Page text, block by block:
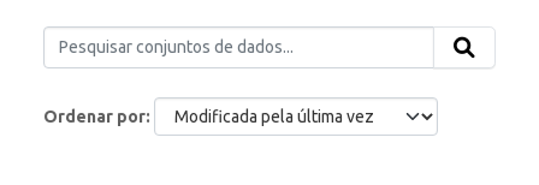
Ordenar por